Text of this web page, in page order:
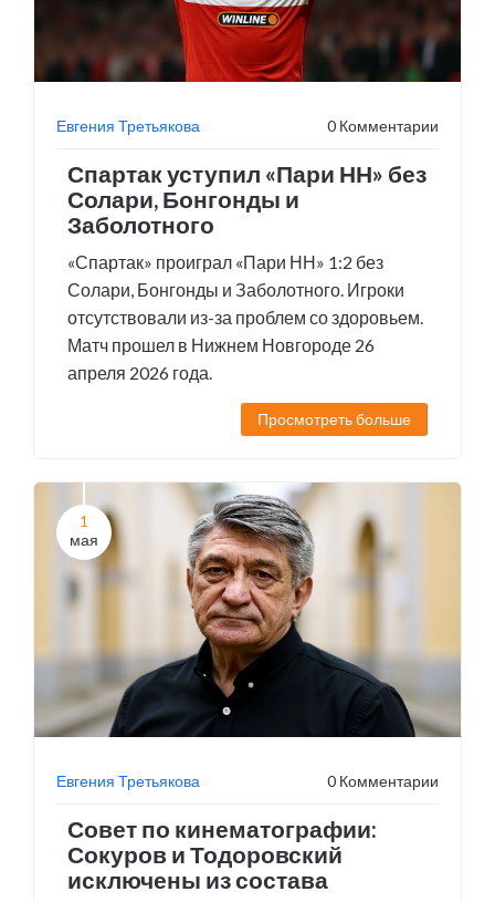
Евгения Третьякова 0 Комментарии
Спартак уступил «Пари НН» без
Солари, Бонгонды и
Заболотного
«Спартак» проиграл «Пари НН» 1:2 без
Солари, Бонгонды и Заболотного. Игроки
отсутствовали из-за проблем со здоровьем.
Матч прошел в Нижнем Новгороде 26
апреля 2026 года.
Просмотреть больше
1
мая
Евгения Третьякова 0 Комментарии
Совет по кинематографии:
Сокуров и Тодоровский
исключены из состава